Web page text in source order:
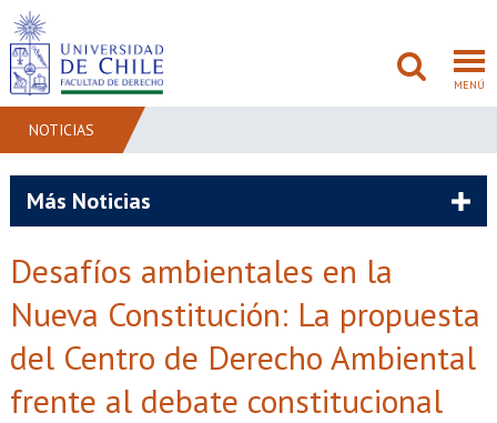
MENÚ
ADMISIÓN
INVESTIGACIÓN
NOTICIAS
Más Noticias
Desafíos ambientales en la
Nueva Constitución: La propuesta
del Centro de Derecho Ambiental
frente al debate constitucional